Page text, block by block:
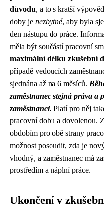
důvodu, a to s kratší
doby je nezbytné, aby byla
den nástupu do práce.
měla být součástí pracovní
maximální délku zkušební
případě vedoucích
sjednána až na 6 měsíců.
zaměstnanec stejná práva a
zaměstnanci. Platí pro něj
pracovní dobu a dovolenou.
obdobím pro obě strany
možnost posoudit, zda je
vhodný, a zaměstnanec má
prostředím a náplní práce.
Ukončení v